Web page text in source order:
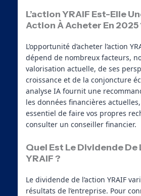
L’action YRAIF Est-Elle
Action À Acheter En 2025
L’opportunité d’acheter l’action
dépend de nombreux facteurs,
valorisation actuelle, de ses
croissance et de la conjoncture
analyse IA fournit une
les données financières
essentiel de faire vos propres
consulter un conseiller financier.
Quel Est Le Dividende De
YRAIF ?
Le dividende de l’action YRAIF
résultats de l’entreprise. Pour